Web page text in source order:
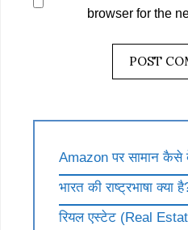
browser for the
Amazon पर सामान कैसे
भारत की राष्ट्रभाषा क्या
रियल एस्टेट (Real